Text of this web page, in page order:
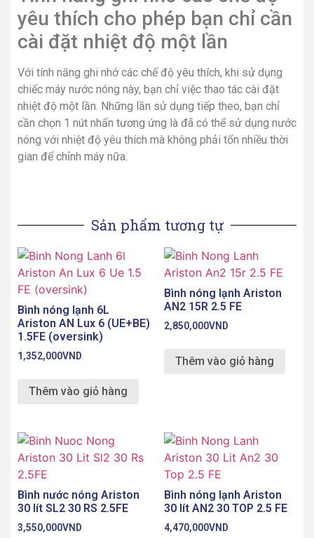
yêu thích cho phép bạn chỉ cần
cài đặt nhiệt độ một lần
Với tính năng ghi nhớ các chế độ yêu thích, khi sử dụng
chiếc máy nước nóng này, bạn chỉ việc thao tác cài đặt
nhiệt độ một lần. Những lần sử dụng tiếp theo, bạn chỉ
cần chọn 1 nút nhấn tương ứng là đã có thể sử dụng nước
nóng với nhiệt độ yêu thích mà không phải tốn nhiều thời
gian để chỉnh máy nữa.
Sản phẩm tương tự
Bình nóng lạnh 6L
Ariston AN Lux 6 (UE+BE)
1.5FE (oversink)
1,352,000VND
Thêm vào giỏ hàng
Bình nóng lạnh Ariston
AN2 15R 2.5 FE
2,850,000VND
Thêm vào giỏ hàng
Bình nước nóng Ariston
30 lít SL2 30 RS 2.5FE
3,550,000VND
Bình nóng lạnh Ariston
30 lít AN2 30 TOP 2.5 FE
4,470,000VND